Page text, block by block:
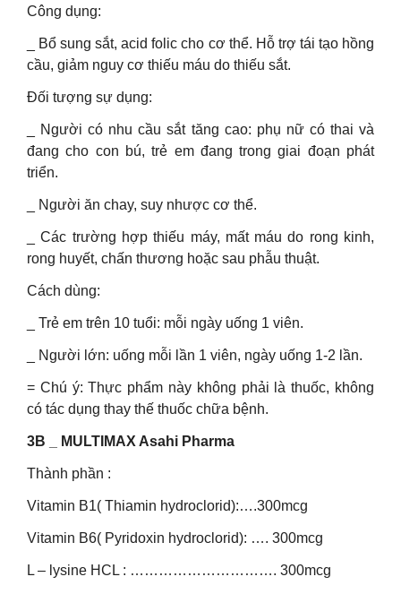
Công dụng:
_ Bổ sung sắt, acid folic cho cơ thể. Hỗ trợ tái tạo hồng
cầu, giảm nguy cơ thiếu máu do thiếu sắt.
Đối tượng sự dụng:
_ Người có nhu cầu sắt tăng cao: phụ nữ có thai và
đang cho con bú, trẻ em đang trong giai đoạn phát
triển.
_ Người ăn chay, suy nhược cơ thể.
_ Các trường hợp thiếu máy, mất máu do rong kinh,
rong huyết, chấn thương hoặc sau phẫu thuật.
Cách dùng:
_ Trẻ em trên 10 tuổi: mỗi ngày uống 1 viên.
_ Người lớn: uống mỗi lần 1 viên, ngày uống 1-2 lần.
= Chú ý: Thực phẩm này không phải là thuốc, không
có tác dụng thay thế thuốc chữa bệnh.
3B _ MULTIMAX Asahi Pharma
Thành phần :
Vitamin B1( Thiamin hydroclorid):….300mcg
Vitamin B6( Pyridoxin hydroclorid): …. 300mcg
L – lysine HCL : …………………………. 300mcg